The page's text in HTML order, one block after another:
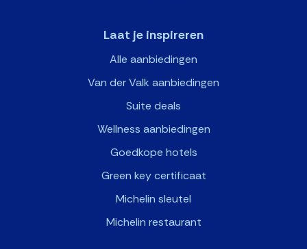
Laat je inspireren
Alle aanbiedingen
Van der Valk aanbiedingen
Suite deals
Wellness aanbiedingen
Goedkope hotels
Green key certificaat
Michelin sleutel
Michelin restaurant